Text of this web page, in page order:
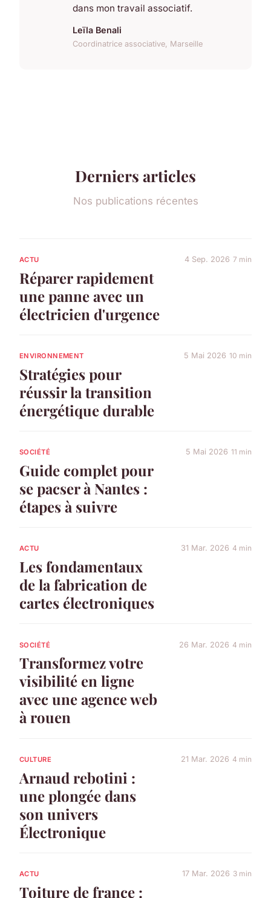
dans mon travail associatif.
Leïla Benali
Coordinatrice associative, Marseille
Derniers articles
Nos publications récentes
ACTU
Réparer rapidement
une panne avec un
électricien d'urgence
4 Sep. 2026 7 min
ENVIRONNEMENT
Stratégies pour
réussir la transition
énergétique durable
5 Mai 2026 10 min
SOCIÉTÉ
Guide complet pour
se pacser à Nantes :
étapes à suivre
5 Mai 2026 11 min
ACTU
Les fondamentaux
de la fabrication de
cartes électroniques
31 Mar. 2026 4 min
SOCIÉTÉ
Transformez votre
visibilité en ligne
avec une agence web
à rouen
26 Mar. 2026 4 min
CULTURE
Arnaud rebotini :
une plongée dans
son univers
Électronique
21 Mar. 2026 4 min
ACTU
Toiture de france :
17 Mar. 2026 3 min